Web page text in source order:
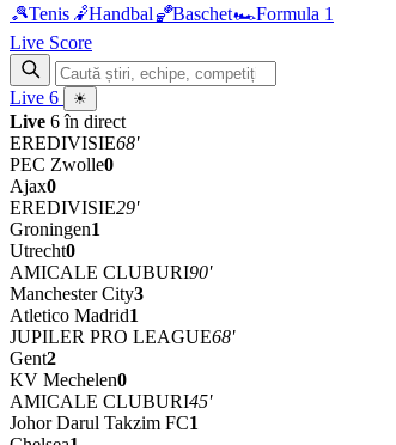
🎾Tenis 🤾Handbal🏀Baschet🏎Formula 1
Live Score
Live 6 ☀
Live 6 în direct
EREDIVISIE68'
PEC Zwolle0
Ajax0
EREDIVISIE29'
Groningen1
Utrecht0
AMICALE CLUBURI90'
Manchester City3
Atletico Madrid1
JUPILER PRO LEAGUE68'
Gent2
KV Mechelen0
AMICALE CLUBURI45'
Johor Darul Takzim FC1